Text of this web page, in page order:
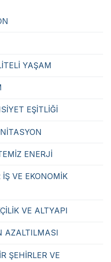
YAŞAM
EŞİTLİĞİ
ENERJİ
VE EKONOMİK
VE ALTYAPI
AZALTILMASI
ŞEHİRLER VE